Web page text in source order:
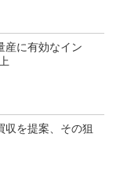
産に有効なイン
収を提案、その狙